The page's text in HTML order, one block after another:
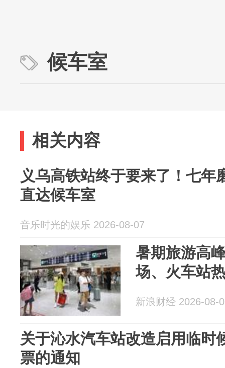
候车室
相关内容
义乌高铁站终于要来了！七年
直达候车室
音乐时光的娱乐 2026-08-07
暑期旅游高
场、火车站
新浪财经 2026-08-
关于沁水汽车站改造启用临时
票的通知